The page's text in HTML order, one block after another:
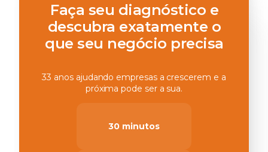
Faça seu diagnóstico e
descubra exatamente o
que seu negócio precisa
33 anos ajudando empresas a crescerem e a
próxima pode ser a sua.
30 minutos